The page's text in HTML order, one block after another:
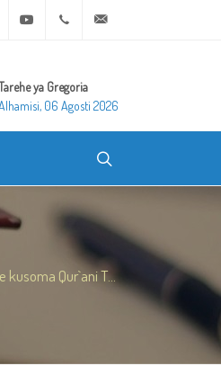
Twitter Youtube +20 2 25970400
ya Gregoria
06 Agosti 2026
Qur`ani T...